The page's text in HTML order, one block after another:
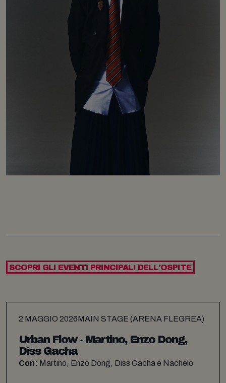
SCOPRI GLI EVENTI PRINCIPALI DELL'OSPITE
2 MAGGIO 2026MAIN STAGE (ARENA FLEGREA)
Urban Flow - Martino, Enzo Dong,
Diss Gacha
Con: Martino, Enzo Dong, Diss Gacha e Nachelo